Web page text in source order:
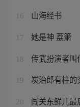
16 山海经书
17 她是神 荔箫
18 传武扮演者叫
19 炭治郎有柱的
20 闯关东鲜儿